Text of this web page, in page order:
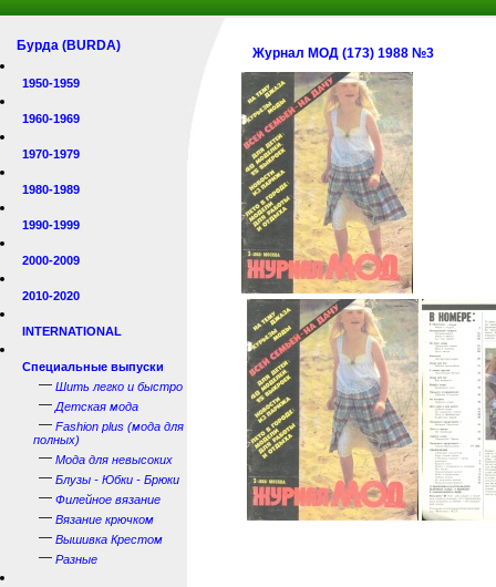
Бурда (BURDA)
1950-1959
1960-1969
1970-1979
1980-1989
1990-1999
2000-2009
2010-2020
INTERNATIONAL
Специальные выпуски
— Шить легко и быстро
— Детская мода
— Fashion plus (мода для
полных)
— Мода для невысоких
— Блузы - Юбки - Брюки
— Филейное вязание
— Вязание крючком
— Вышивка Крестом
— Разные
Журнал МОД (173) 1988 №3